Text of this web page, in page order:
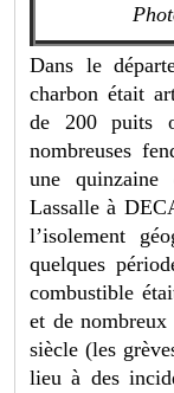
Dans le
charbon était
de 200 puits
nombreuses
une
Lassalle à
l’isolement
quelques
combustible
et de
siècle (les
lieu à des